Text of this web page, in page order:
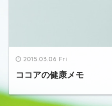
2015.03.06 Fri
ココアの健康メモ